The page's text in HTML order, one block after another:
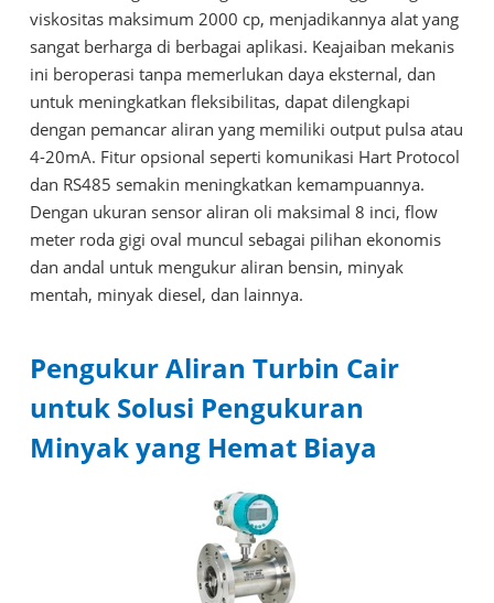
viskositas maksimum 2000 cp, menjadikannya alat yang
sangat berharga di berbagai aplikasi. Keajaiban mekanis
ini beroperasi tanpa memerlukan daya eksternal, dan
untuk meningkatkan fleksibilitas, dapat dilengkapi
dengan pemancar aliran yang memiliki output pulsa atau
4-20mA. Fitur opsional seperti komunikasi Hart Protocol
dan RS485 semakin meningkatkan kemampuannya.
Dengan ukuran sensor aliran oli maksimal 8 inci, flow
meter roda gigi oval muncul sebagai pilihan ekonomis
dan andal untuk mengukur aliran bensin, minyak
mentah, minyak diesel, dan lainnya.
Pengukur Aliran Turbin Cair
untuk Solusi Pengukuran
Minyak yang Hemat Biaya